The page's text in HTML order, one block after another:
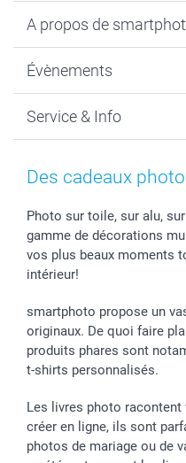
Cadeaux photo
MyNameBook
Développement photo &
Cadres photo &
Stickers & Etiquettes
Chèque Cadeau
A propos de
Durabilité
Gestion des cookies
Mentions Légales
Affiliation
Investor Relations
B2B smartbusiness
Évènements
Nouvel An
Fête des Mères
Confirmation ou
Mariage
Fête d'anniversaire
Tous les évènements
Service & Info
Tarifs et frais de livraison
Livraison en 48 heures
Modes de Paiement
Identifiez-vous
Statut de ma commande
smarfriends
smartgarantie
smartbonus
Des cadeaux
Photo sur toile, sur alu,
gamme de décorations
vos plus beaux moments
intérieur!
smartphoto propose un
originaux. De quoi faire
produits phares sont
t-shirts personnalisés.
Les livres photo
créer en ligne, ils sont
photos de mariage ou de